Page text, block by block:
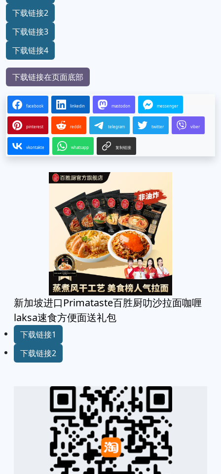
下载链接2
下载链接3
下载链接4
下载链接在页面底部
facebook linkedin mastodon messenger
pinterest reddit telegram twitter viber
vkontakte whatsapp 复制链接
新加坡进口Primataste百胜厨叻沙拉面咖喱
laksa速食方便面送礼包
下载链接1
下载链接2